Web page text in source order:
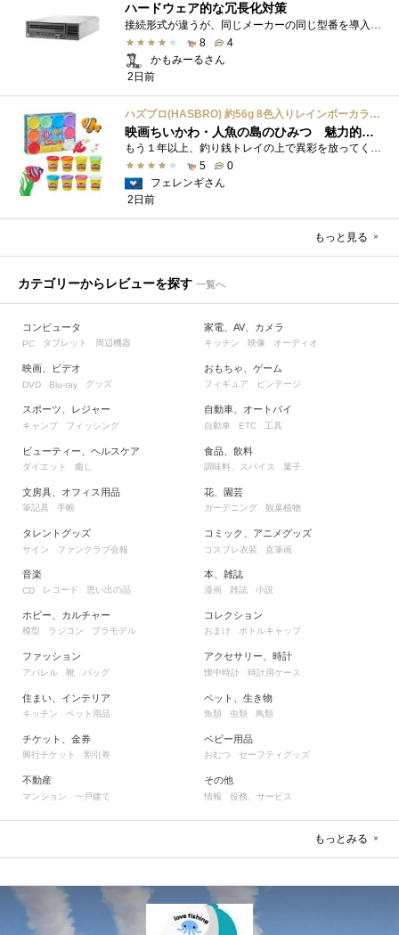
ハードウェア的な冗長化対策
接続形式が違うが、同じメーカーの同じ型番を導入しています。製品としてのレビューは下記の方で行っています。いざ使おうとしたときに故障�...
8
4
かもみーるさん
2日前
ハズブロ(HASBRO) 約56g 8色入りレインボーカラーのプレイ・ドー、新学期用品、2才以上のプリスクールの子供向け、子供向けのアート&クラフト 粘土 ねんど、こどもの日、子供の日プレゼント
映画ちいかわ・人魚の島のひみつ 魅力的なビラン：セイレーンを造ってみた
もう１年以上、釣り銭トレイの上で異彩を放ってくれたミャクミャクのマグネット 映画ちいかわ人魚の島のひみつを鑑賞後、素敵なビランのセイ...
5
0
フェレンギさん
2日前
もっと見る
カテゴリーからレビューを探す 一覧へ
コンピュータ
PC タブレット 周辺機器
映画、ビデオ
DVD Blu-ray グッズ
スポーツ、レジャー
キャンプ フィッシング
ビューティー、ヘルスケア
ダイエット 癒し
文房具、オフィス用品
筆記具 手帳
タレントグッズ
サイン ファンクラブ会報
家電、AV、カメラ
キッチン 映像 オーディオ
おもちゃ、ゲーム
フィギュア ビンテージ
自動車、オートバイ
自動車 ETC 工具
食品、飲料
調味料、スパイス 菓子
花、園芸
ガーデニング 観葉植物
コミック、アニメグッズ
コスプレ衣装 直筆画
音楽
CD レコード 思い出の品
ホビー、カルチャー
模型 ラジコン プラモデル
ファッション
アパレル 靴 バッグ
住まい、インテリア
キッチン ペット用品
チケット、金券
興行チケット 割引券
不動産
マンション 一戸建て
本、雑誌
漫画 雑誌 小説
コレクション
おまけ ボトルキャップ
アクセサリー、時計
懐中時計 時計用ケース
ペット、生き物
魚類 虫類 鳥類
ベビー用品
おむつ セーフティグッズ
その他
情報 役務、サービス
もっとみる